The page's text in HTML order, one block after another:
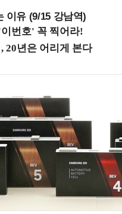
이유 (9/15 강남역)